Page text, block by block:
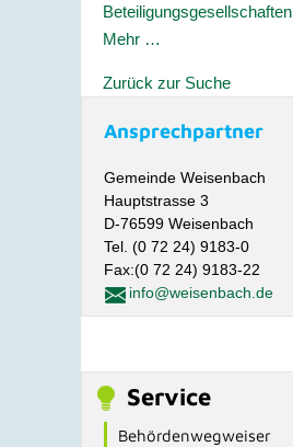
Beteiligungsgesellschaften
Mehr …
Zurück zur Suche
Ansprechpartner
Gemeinde Weisenbach
Hauptstrasse 3
D-76599 Weisenbach
Tel. (0 72 24) 9183-0
Fax:(0 72 24) 9183-22
info@weisenbach.de
Service
Behördenwegweiser